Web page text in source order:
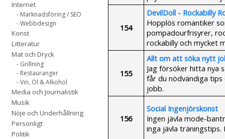
Internet
- Marknadsföring / SEO
- Webbdesign
Konst
Litteratur
Mat och Dryck
- Grillning
- Restauranger
- Vin, Öl & Alkohol
Media och Journalistik
Musik
Nöje och Underhållning
Personligt
Politik
154
DevilDoll - Rockabilly
Hopplös romantiker
pompadourfrisyrer,
rockabilly och mycket
155
Allt om att söka nytt
Jag försöker hitta
får du nödvändiga
jobb.
156
Social Ingenjörskonst
Ingen jävla mode-
inga jävla